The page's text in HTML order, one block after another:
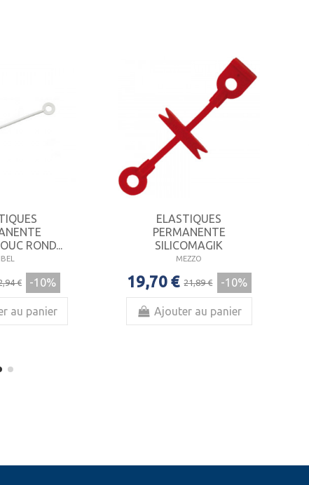
ROND...
€ -10%
au panier
ELASTIQUES
PERMANENTE
SILICOMAGIK
MEZZO
19,70 € 21,89 € -10%
Ajouter au panier